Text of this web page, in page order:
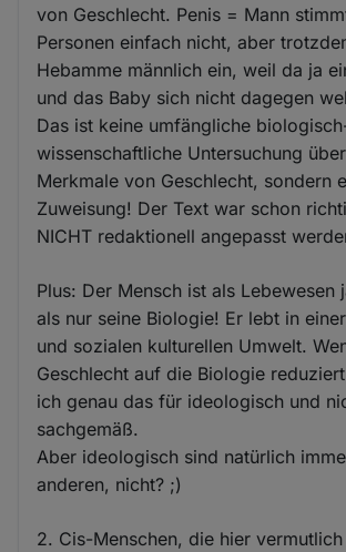
von Geschlecht. Penis = Mann
Personen einfach nicht, aber
Hebamme männlich ein, weil da ja
und das Baby sich nicht dagegen
Das ist keine umfängliche
wissenschaftliche Untersuchung
Merkmale von Geschlecht, sondern
Zuweisung! Der Text war schon
NICHT redaktionell angepasst
Plus: Der Mensch ist als Lebewesen
als nur seine Biologie! Er lebt in
und sozialen kulturellen Umwelt.
Geschlecht auf die Biologie
ich genau das für ideologisch und
sachgemäß.
Aber ideologisch sind natürlich
anderen, nicht? ;)
2. Cis-Menschen, die hier